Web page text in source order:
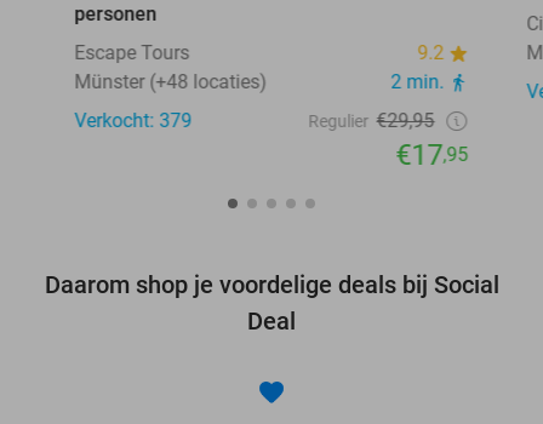
personen
Escape Tours
9.2
Münster (+48 locaties)
2 min.
Verkocht: 379
Regulier €29,95
€17,95
Daarom shop je voordelige deals bij Social
Deal